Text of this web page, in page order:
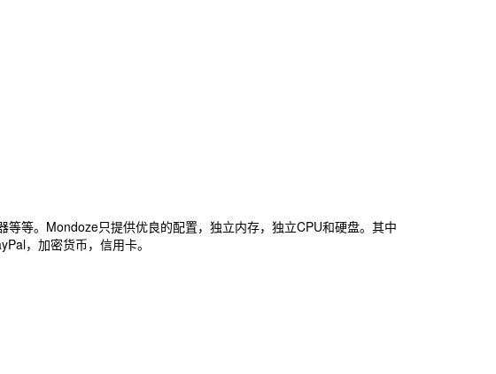
等。Mondoze只提供优良的配置，独立内存，独立CPU和硬盘。其中
，加密货币，信用卡。